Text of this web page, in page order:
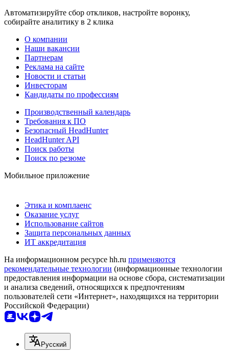
Автоматизируйте сбор откликов, настройте воронку,
собирайте аналитику в 2 клика
О компании
Наши вакансии
Партнерам
Реклама на сайте
Новости и статьи
Инвесторам
Кандидаты по профессиям
Производственный календарь
Требования к ПО
Безопасный HeadHunter
HeadHunter API
Поиск работы
Поиск по резюме
Мобильное приложение
Этика и комплаенс
Оказание услуг
Использование сайтов
Защита персональных данных
ИТ аккредитация
На информационном ресурсе hh.ru применяются
рекомендательные технологии (информационные технологии
предоставления информации на основе сбора, систематизации
и анализа сведений, относящихся к предпочтениям
пользователей сети «Интернет», находящихся на территории
Российской Федерации)
Русский